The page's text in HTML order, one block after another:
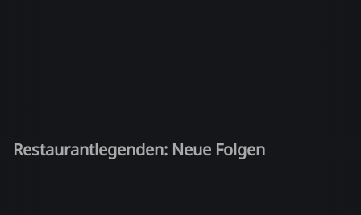
Restaurantlegenden: Neue Folgen